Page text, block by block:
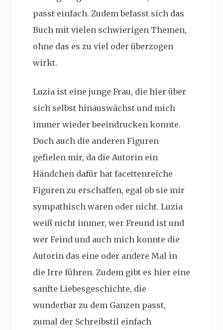
passt einfach. Zudem befasst sich das
Buch mit vielen schwierigen Themen,
ohne das es zu viel oder überzogen
wirkt.
Luzia ist eine junge Frau, die hier über
sich selbst hinauswächst und mich
immer wieder beeindrucken konnte.
Doch auch die anderen Figuren
gefielen mir, da die Autorin ein
Händchen dafür hat facettenreiche
Figuren zu erschaffen, egal ob sie mir
sympathisch waren oder nicht. Luzia
weiß nicht immer, wer Freund ist und
wer Feind und auch mich konnte die
Autorin das eine oder andere Mal in
die Irre führen. Zudem gibt es hier eine
sanfte Liebesgeschichte, die
wunderbar zu dem Ganzen passt,
zumal der Schreibstil einfach